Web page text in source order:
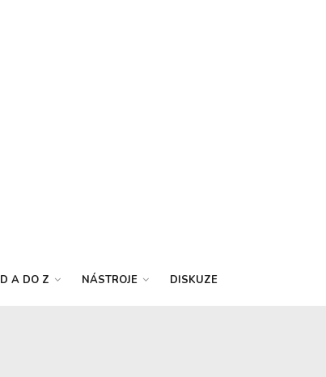
A DO Z NÁSTROJE DISKUZE